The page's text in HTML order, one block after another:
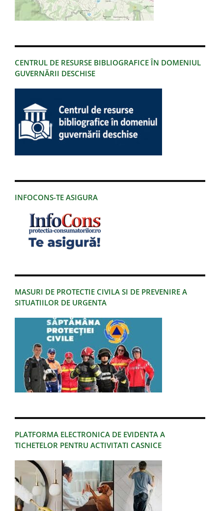
CENTRUL DE RESURSE BIBLIOGRAFICE ÎN DOMENIUL
GUVERNĂRII DESCHISE
INFOCONS-TE ASIGURA
MASURI DE PROTECTIE CIVILA SI DE PREVENIRE A
SITUATIILOR DE URGENTA
PLATFORMA ELECTRONICA DE EVIDENTA A
TICHETELOR PENTRU ACTIVITATI CASNICE